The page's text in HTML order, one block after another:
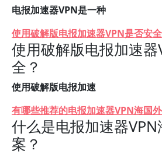
电报加速器VPN是一种
使用破解版电报加速器VPN是否安
使用破解版电报加速器
全？
使用破解版电报加速
有哪些推荐的电报加速器VPN海国
什么是电报加速器
案？